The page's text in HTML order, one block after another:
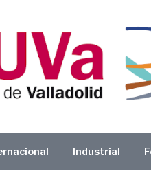
Industrial